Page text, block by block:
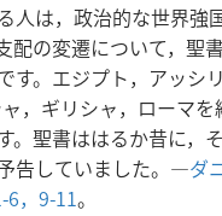
人は，政治的な世界強
配の変遷について，聖
す。エジプト，アッシ
，ギリシャ，ローマ
。聖書ははるか昔に，
告していました。―ダ
， 9-11。